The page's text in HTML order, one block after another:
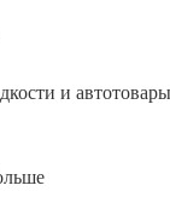
и